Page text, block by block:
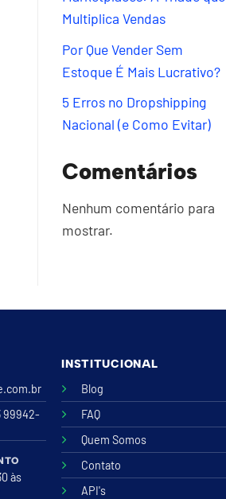
Multiplica Vendas
Por Que Vender Sem
Estoque É Mais Lucrativo?
5 Erros no Dropshipping
Nacional (e Como Evitar)
Comentários
Nenhum comentário para
mostrar.
99942-
às
INSTITUCIONAL
Blog
FAQ
Quem Somos
Contato
API's